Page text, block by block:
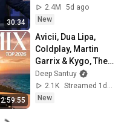
30:34
2.4M
5d ago
New
2:59:55
Avicii, Dua Lipa,
Coldplay, Martin
Garrix & Kygo, The
Chainsmokers
Style – Summer
AFRO HOUSE Mix
Deep Santuy
2.1K
New